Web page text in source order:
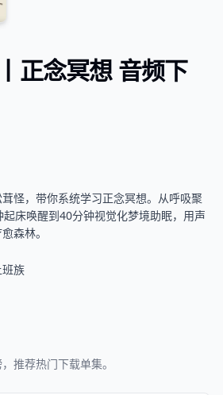
正念冥想 音频下
怪，带你系统学习正念冥想。从呼吸聚
床唤醒到40分钟视觉化梦境助眠，用声
森林。
族
推荐热门下载单集。